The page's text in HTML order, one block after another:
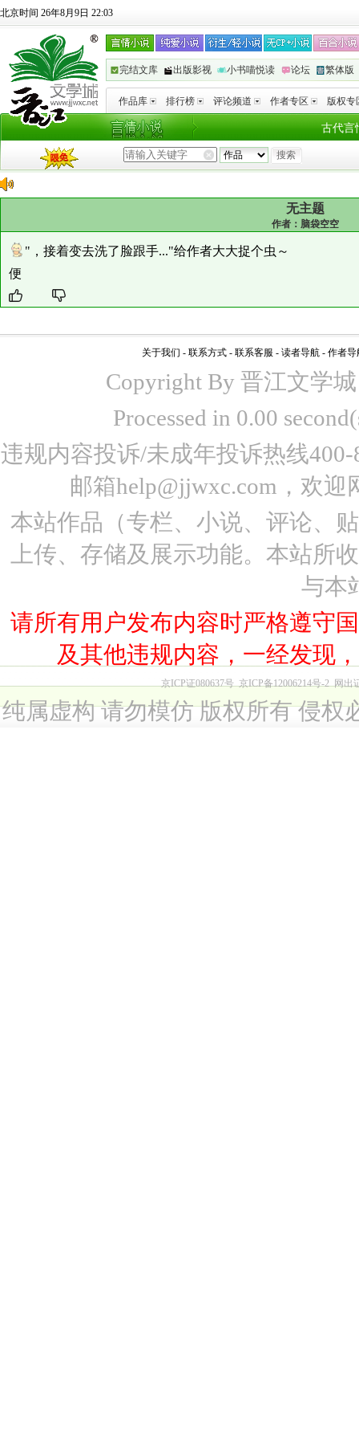
北京时间 26年8月9日 22:03
完结文库 出版影视 小书喵悦读 论坛 繁体版
作品库 排行榜 评论频道 作者专区 版权专
古代言
无主题
作者： 脑袋空空
"，接着变去洗了脸跟手..."给作者大大捉个虫～
便
关于我们 - 联系方式 - 联系客服 - 读者导航 - 作者导
Copyright By 晋江文学
Processed in 0.00
违规内容投诉/未成年投诉热线
邮箱help@jjwxc.com，欢
本站作品（专栏、小说、评论、
上传、存储及展示功能。本站所
与本
请所有用户发布内容时严格遵守
及其他违规内容，一经发现
京ICP证080637号 京ICP备12006214号-2 网出
纯属虚构 请勿模仿 版权所有 侵权